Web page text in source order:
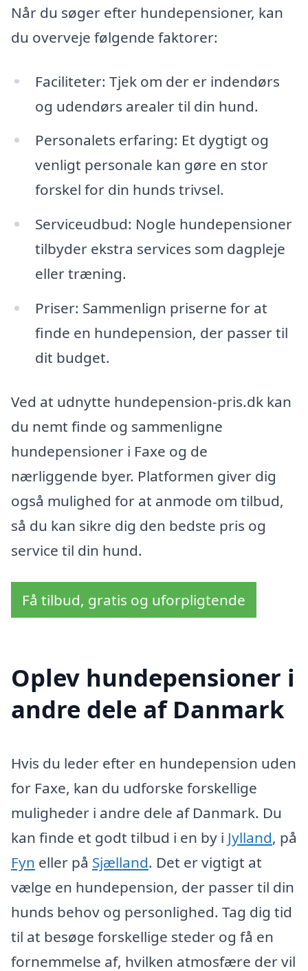
Når du søger efter hundepensioner, kan
du overveje følgende faktorer:
Faciliteter: Tjek om der er indendørs
og udendørs arealer til din hund.
Personalets erfaring: Et dygtigt og
venligt personale kan gøre en stor
forskel for din hunds trivsel.
Serviceudbud: Nogle hundepensioner
tilbyder ekstra services som dagpleje
eller træning.
Priser: Sammenlign priserne for at
finde en hundepension, der passer til
dit budget.
Ved at udnytte hundepension-pris.dk kan
du nemt finde og sammenligne
hundepensioner i Faxe og de
nærliggende byer. Platformen giver dig
også mulighed for at anmode om tilbud,
så du kan sikre dig den bedste pris og
service til din hund.
Få tilbud, gratis og uforpligtende
Oplev hundepensioner i
andre dele af Danmark
Hvis du leder efter en hundepension uden
for Faxe, kan du udforske forskellige
muligheder i andre dele af Danmark. Du
kan finde et godt tilbud i en by i Jylland, på
Fyn eller på Sjælland. Det er vigtigt at
vælge en hundepension, der passer til din
hunds behov og personlighed. Tag dig tid
til at besøge forskellige steder og få en
fornemmelse af, hvilken atmosfære der vil